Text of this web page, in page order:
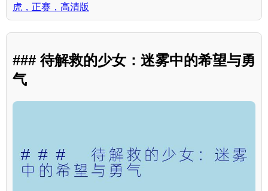
虎，正赛，高清版
### 待解救的少女：迷雾中的希望与勇
气